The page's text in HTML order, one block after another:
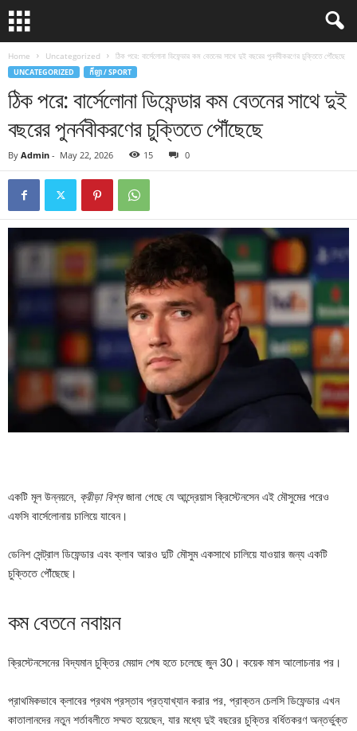
Home Uncategorized ঠিক পরে: বার্সেলোনা ডিফেন্ডার কম বেতনের সাথে দুই বছরের পুনর্নবীকরণের চুক্তিতে পৌঁছেছে
UNCATEGORIZED កីឡា / SPORT
ঠিক পরে: বার্সেলোনা ডিফেন্ডার কম বেতনের সাথে দুই
বছরের পুনর্নবীকরণের চুক্তিতে পৌঁছেছে
By Admin - May 22, 2026 15 0
একটি মূল উন্নয়নে, ক্রীড়া বিশ্বজানা গেছে যে আন্দ্রেয়াস ক্রিস্টেনসেন এই মৌসুমের পরেও
এফসি বার্সেলোনায় চালিয়ে যাবেন।
ডেনিশ সেন্ট্রাল ডিফেন্ডার এবং ক্লাব আরও দুটি মৌসুম একসাথে চালিয়ে যাওয়ার জন্য একটি
চুক্তিতে পৌঁছেছে।
কম বেতনে নবায়ন
ক্রিস্টেনসেনের বিদ্যমান চুক্তির মেয়াদ শেষ হতে চলেছে জুন 30। কয়েক মাস আলোচনার পর।
প্রাথমিকভাবে ক্লাবের প্রথম প্রস্তাব প্রত্যাখ্যান করার পর, প্রাক্তন চেলসি ডিফেন্ডার এখন
কাতালানদের নতুন শর্তাবলীতে সম্মত হয়েছেন, যার মধ্যে দুই বছরের চুক্তির বর্ধিতকরণ অন্তর্ভুক্ত